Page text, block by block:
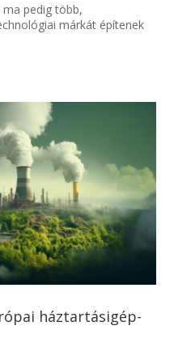
pedig több,
márkát építenek
háztartásigép-